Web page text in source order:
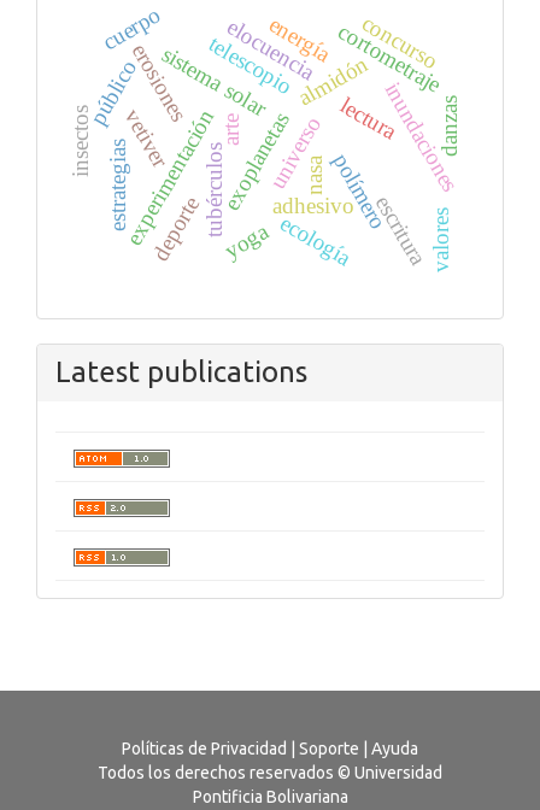
polímero
adhesivo
experimentación
almidón
tubérculosexoplanetas
telescopio
nasa
sistema solar
universo lectura
escritura
cortometraje
inundaciones
ecología
vetiver
erosiones
estrategias deporte
elocuencia concurso
público
yoga
arte
cuerpo
danzas
valores
energía
insectos
Latest publications
Políticas de Privacidad Soporte
Ayuda
Todos los derechos reservados © Universidad
Pontificia Bolivariana